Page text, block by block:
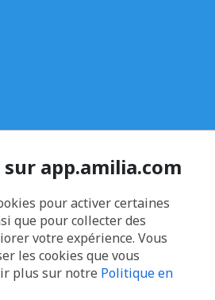
sur app.amilia.com
pour activer certaines
que pour collecter des
votre expérience. Vous
les cookies que vous
plus sur notre Politique en